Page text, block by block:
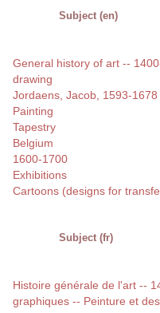
Subject (en)
General history of art --
drawing
Jordaens, Jacob, 1593-1678
Painting
Tapestry
Belgium
1600-1700
Exhibitions
Cartoons (designs for
Subject (fr)
Histoire générale de l'art --
graphiques -- Peinture et